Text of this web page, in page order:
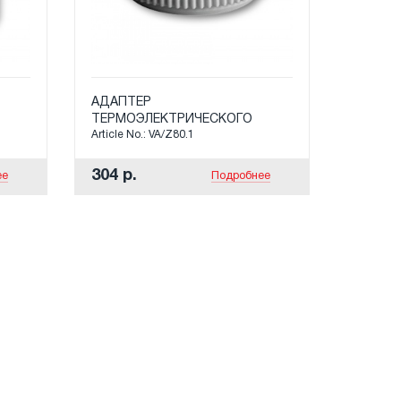
АДАПТЕР
ТЕРМОЭЛЕКТРИЧЕСКОГО
ПРИВОДА (M 30 X 1,5) ДЛЯ
SSER (НАЧИНАЯ С 93),
Article No.: VA/Z80.1
304 р. Подробнее